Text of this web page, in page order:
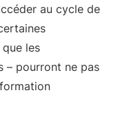
au cycle de
les
– pourront ne pas